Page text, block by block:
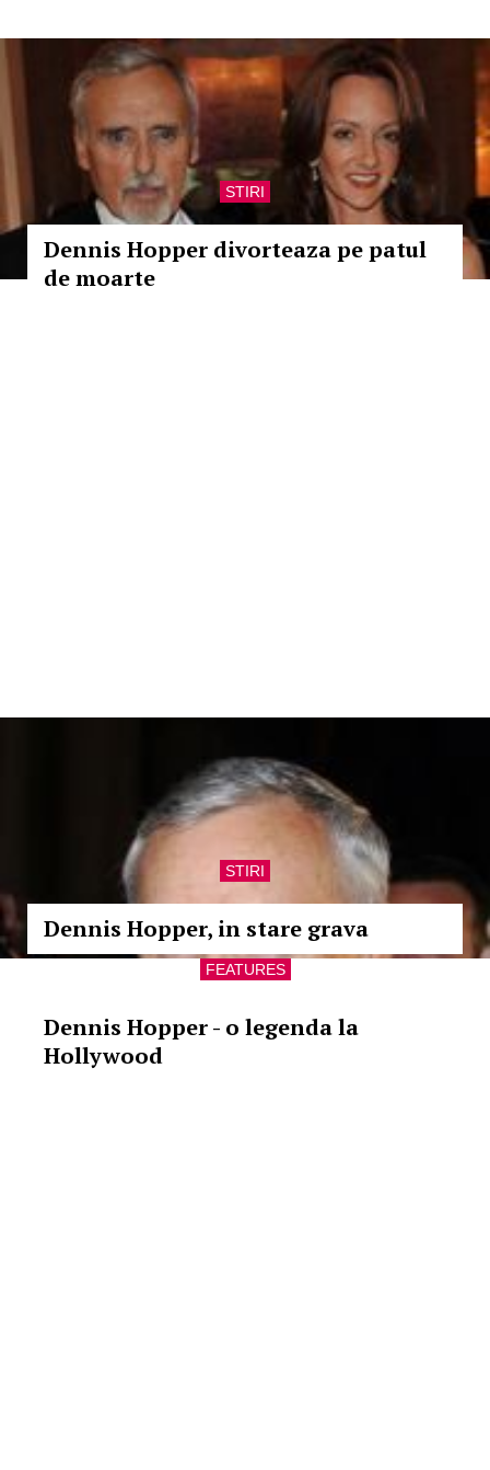
STIRI
Dennis Hopper divorteaza pe patul
de moarte
STIRI
Dennis Hopper, in stare grava
FEATURES
Dennis Hopper - o legenda la
Hollywood